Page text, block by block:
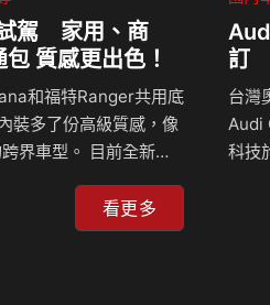
駕 家用、商
質感更出色！
和福特Ranger共用底
裝多了份高級質感，像
界車型。 目前全新的
變速系統，不僅馬力
了整合電子加力箱的4-
看更多
訂
台灣
Audi
科技
灣